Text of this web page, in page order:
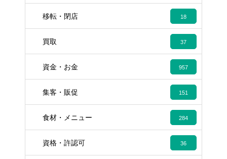
移転・閉店 18
買取 37
資金・お金 957
集客・販促 151
食材・メニュー 284
資格・許認可 36